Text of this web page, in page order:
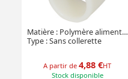
Matière : Polymère alimentaire
Type : Sans collerette
A partir de4,88 €HT
Stock disponible